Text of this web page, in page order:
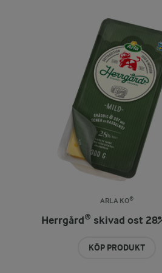
ARLA KO®
Herrgård® skivad ost
KÖP PRODUKT